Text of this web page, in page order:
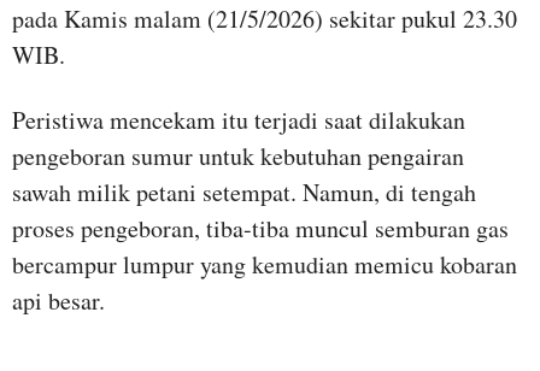
pada Kamis malam (21/5/2026) sekitar pukul 23.30
WIB.
Peristiwa mencekam itu terjadi saat dilakukan
pengeboran sumur untuk kebutuhan pengairan
sawah milik petani setempat. Namun, di tengah
proses pengeboran, tiba-tiba muncul semburan gas
bercampur lumpur yang kemudian memicu kobaran
api besar.